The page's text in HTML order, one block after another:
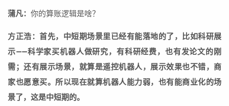
蒲凡： 你的算账逻辑是啥？
方正浩：首先，中短期场景里已经有能落地的了，比如科研展
示——科学家买机器人做研究，有科研经费，也有发论文的刚
需；还有展示场景，就算是遥控机器人，展示效果也不错，商
家也愿意买。所以现在就算机器人能力弱，也有能商业化的场
景了，这是中短期的。